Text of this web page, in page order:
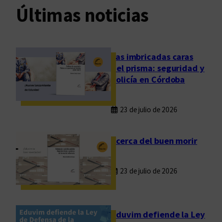
v
n
c
t
Últimas noticias
Las imbricadas caras
del prisma: seguridad y
policía en Córdoba
23 de julio de 2026
Acerca del buen morir
23 de julio de 2026
Eduvim defiende la Ley